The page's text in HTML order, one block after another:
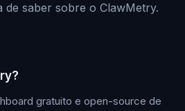
de saber sobre o ClawMetry.
gratuito e open-source de